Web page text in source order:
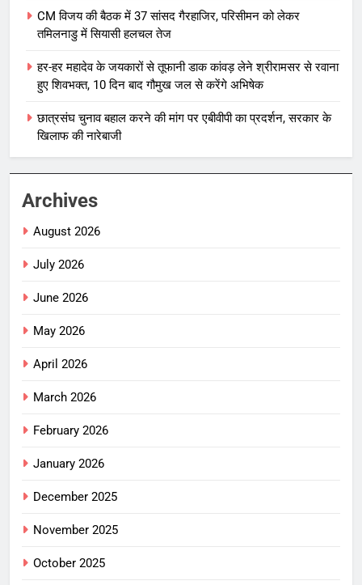
CM विजय की बैठक में 37 सांसद गैरहाजिर, परिसीमन को लेकर
तमिलनाडु में सियासी हलचल तेज
हर-हर महादेव के जयकारों से तूफानी डाक कांवड़ लेने श्रीरामसर से रवाना
हुए शिवभक्त, 10 दिन बाद गौमुख जल से करेंगे अभिषेक
छात्रसंघ चुनाव बहाल करने की मांग पर एबीवीपी का प्रदर्शन, सरकार के
खिलाफ की नारेबाजी
Archives
August 2026
July 2026
June 2026
May 2026
April 2026
March 2026
February 2026
January 2026
December 2025
November 2025
October 2025